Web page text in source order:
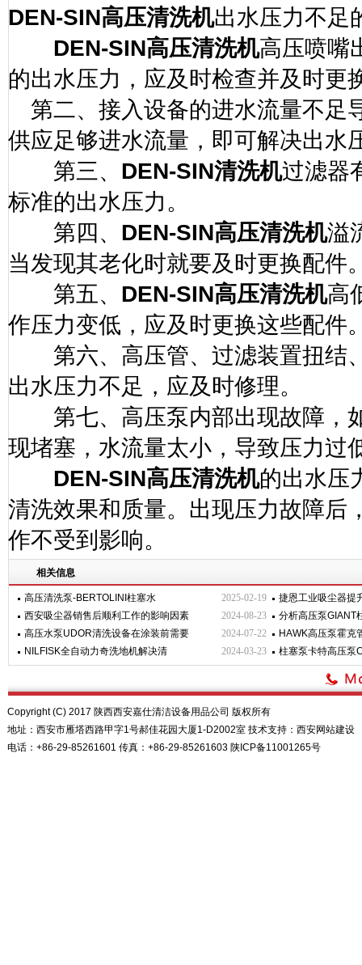
DEN-SIN高压清洗机出水压力不足
DEN-SIN高压清洗机高压喷嘴
的出水压力，应及时检查并及时更
第二、接入设备的进水流量不足
供应足够进水流量，即可解决出水
第三、 DEN-SIN清洗机过滤器
标准的出水压力。
第四、 DEN-SIN高压清洗机溢
当发现其老化时就要及时更换配件
第五、 DEN-SIN高压清洗机高
作压力变低，应及时更换这些配件
第六、高压管、过滤装置扭结
出水压力不足，应及时修理。
第七、高压泵内部出现故障，
现堵塞，水流量太小，导致压力过
DEN-SIN高压清洗机的出水压
清洗效果和质量。出现压力故障后
作不受到影响。
相关信息
2025-02-19
高压清洗泵-BERTOLINI柱塞水
捷恩工业吸尘器提
2024-08-23
西安吸尘器销售后顺利工作的影响因素
分析高压泵GIANT
2024-07-22
高压水泵UDOR清洗设备在涂装前需要
HAWK高压泵霍克
2024-03-23
NILFISK全自动力奇洗地机解决清 柱塞泵卡特高压泵
Copyright (C) 2017 陕西西安嘉仕清洁设备用品公司 版权所有
地址：西安市雁塔西路甲字1号郝佳花园大厦1-D2002室 技术支持： 西安网站建设
电话：+86-29-85261601 传真：+86-29-85261603 陕ICP备11001265号